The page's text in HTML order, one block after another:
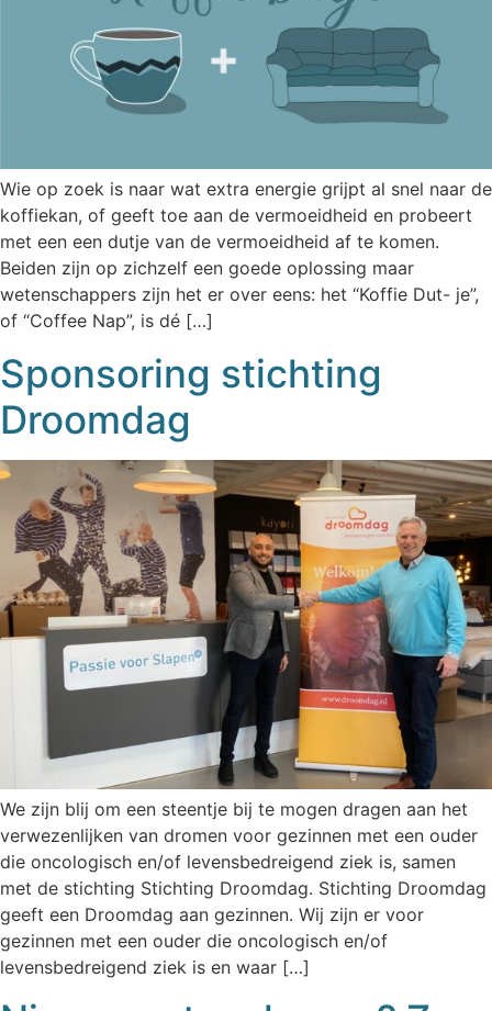
Wie op zoek is naar wat extra energie grijpt al snel naar de
koffiekan, of geeft toe aan de vermoeidheid en probeert
met een een dutje van de vermoeidheid af te komen.
Beiden zijn op zichzelf een goede oplossing maar
wetenschappers zijn het er over eens: het “Koffie Dut- je”,
of “Coffee Nap”, is dé […]
Sponsoring stichting
Droomdag
We zijn blij om een steentje bij te mogen dragen aan het
verwezenlijken van dromen voor gezinnen met een ouder
die oncologisch en/of levensbedreigend ziek is, samen
met de stichting Stichting Droomdag. Stichting Droomdag
geeft een Droomdag aan gezinnen. Wij zijn er voor
gezinnen met een ouder die oncologisch en/of
levensbedreigend ziek is en waar […]